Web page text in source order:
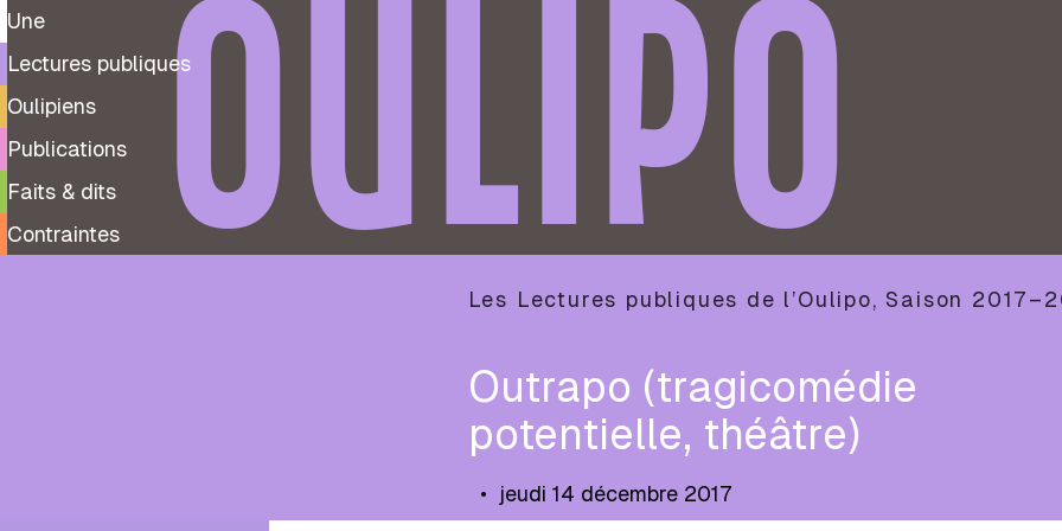
Une
Lectures publiques
Oulipiens
Publications
Faits & dits
Contraintes
OULIPO
Les Lectures publiques de l’Oulipo, Saison
Outrapo (tragicomédie
potentielle, théâtre)
• jeudi 14 décembre 2017